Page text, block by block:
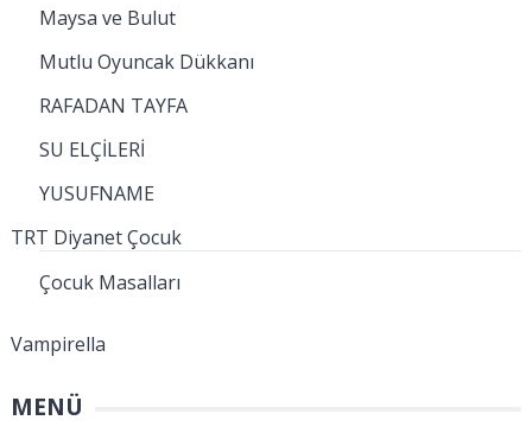
Maysa ve Bulut
Mutlu Oyuncak Dükkanı
RAFADAN TAYFA
SU ELÇİLERİ
YUSUFNAME
TRT Diyanet Çocuk
Çocuk Masalları
Vampirella
MENÜ